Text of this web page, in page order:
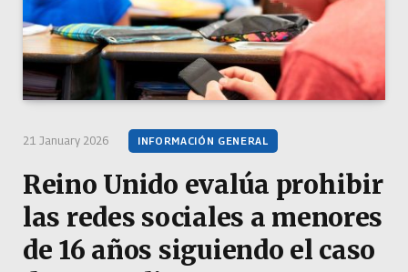
21 January 2026 INFORMACIÓN GENERAL
Reino Unido evalúa prohibir
las redes sociales a menores
de 16 años siguiendo el caso